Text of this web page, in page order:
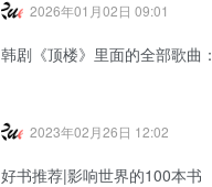
2026年01月02日 09:01
韩剧《顶楼》里面的全部歌曲：
2023年02月26日 12:02
好书推荐|影响世界的100本书